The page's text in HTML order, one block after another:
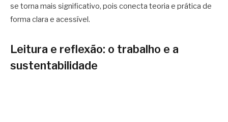
se torna mais significativo, pois conecta teoria e prática de
forma clara e acessível.
Leitura e reflexão: o trabalho e a
sustentabilidade